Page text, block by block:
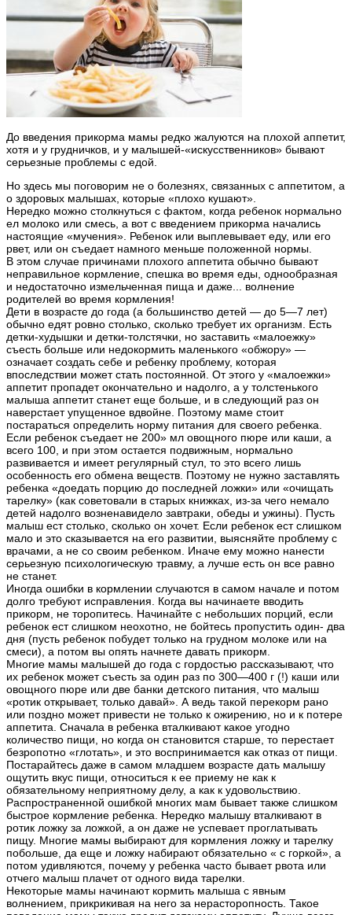
До введения прикорма мамы редко жалуются на плохой аппетит,
хотя и у грудничков, и у малышей-«искусственников» бывают
серьезные проблемы с едой.
Но здесь мы поговорим не о болезнях, связанных с аппетитом, а
о здоровых малышах, которые «плохо кушают».
Нередко можно столкнуться с фактом, когда ребенок нормально
ел молоко или смесь, а вот с введением прикорма начались
настоящие «мучения». Ребенок или выплевывает еду, или его
рвет, или он съедает намного меньше положенной нормы.
В этом случае причинами плохого аппетита обычно бывают
неправильное кормление, спешка во время еды, однообразная
и недостаточно измельченная пища и даже... волнение
родителей во время кормления!
Дети в возрасте до года (а большинство детей — до 5—7 лет)
обычно едят ровно столько, сколько требует их организм. Есть
детки-худышки и детки-толстячки, но заставить «малоежку»
съесть больше или недокормить маленького «обжору» —
означает создать себе и ребенку проблему, которая
впоследствии может стать постоянной. От этого у «малоежки»
аппетит пропадет окончательно и надолго, а у толстенького
малыша аппетит станет еще больше, и в следующий раз он
наверстает упущенное вдвойне. Поэтому маме стоит
постараться определить норму питания для своего ребенка.
Если ребенок съедает не 200» мл овощного пюре или каши, а
всего 100, и при этом остается подвижным, нормально
развивается и имеет регулярный стул, то это всего лишь
особенность его обмена веществ. Поэтому не нужно заставлять
ребенка «доедать порцию до последней ложки» или «очищать
тарелку» (как советовали в старых книжках, из-за чего немало
детей надолго возненавидело завтраки, обеды и ужины). Пусть
малыш ест столько, сколько он хочет. Если ребенок ест слишком
мало и это сказывается на его развитии, выясняйте проблему с
врачами, а не со своим ребенком. Иначе ему можно нанести
серьезную психологическую травму, а лучше есть он все равно
не станет.
Иногда ошибки в кормлении случаются в самом начале и потом
долго требуют исправления. Когда вы начинаете вводить
прикорм, не торопитесь. Начинайте с небольших порций, если
ребенок ест слишком неохотно, не бойтесь пропустить один- два
дня (пусть ребенок побудет только на грудном молоке или на
смеси), а потом вы опять начнете давать прикорм.
Многие мамы малышей до года с гордостью рассказывают, что
их ребенок может съесть за один раз по 300—400 г (!) каши или
овощного пюре или две банки детского питания, что малыш
«ротик открывает, только давай». А ведь такой перекорм рано
или поздно может привести не только к ожирению, но и к потере
аппетита. Сначала в ребенка вталкивают какое угодно
количество пищи, но когда он становится старше, то перестает
безропотно «глотать», и это воспринимается как отказ от пищи.
Постарайтесь даже в самом младшем возрасте дать малышу
ощутить вкус пищи, относиться к ее приему не как к
обязательному неприятному делу, а как к удовольствию.
Распространенной ошибкой многих мам бывает также слишком
быстрое кормление ребенка. Нередко малышу вталкивают в
ротик ложку за ложкой, а он даже не успевает проглатывать
пищу. Многие мамы выбирают для кормления ложку и тарелку
побольше, да еще и ложку набирают обязательно « с горкой», а
потом удивляются, почему у ребенка часто бывает рвота или
отчего малыш плачет от одного вида тарелки.
Некоторые мамы начинают кормить малыша с явным
волнением, прикрикивая на него за нерасторопность. Такое